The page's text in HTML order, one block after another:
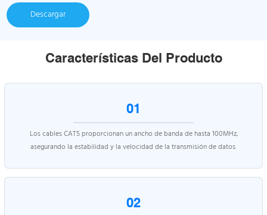
Descargar
Características Del Producto
01
Los cables CAT5 proporcionan un ancho de banda de hasta 100MHz,
asegurando la estabilidad y la velocidad de la transmisión de datos.
02